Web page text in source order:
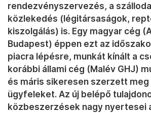
rendezvényszervezés, a
közlekedés (légitársaságok,
kiszolgálás) is. Egy magyar cég
Budapest) éppen ezt az
piacra lépésre, munkát kínált a
korábbi állami cég (Malév GHJ)
és máris sikeresen szerzett
ügyfeleket. Az új belépő
közbeszerzések nagy nyertesei